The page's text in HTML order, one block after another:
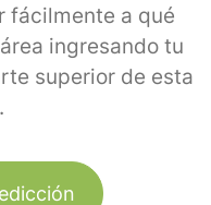
fácilmente a qué
ingresando tu
superior de esta